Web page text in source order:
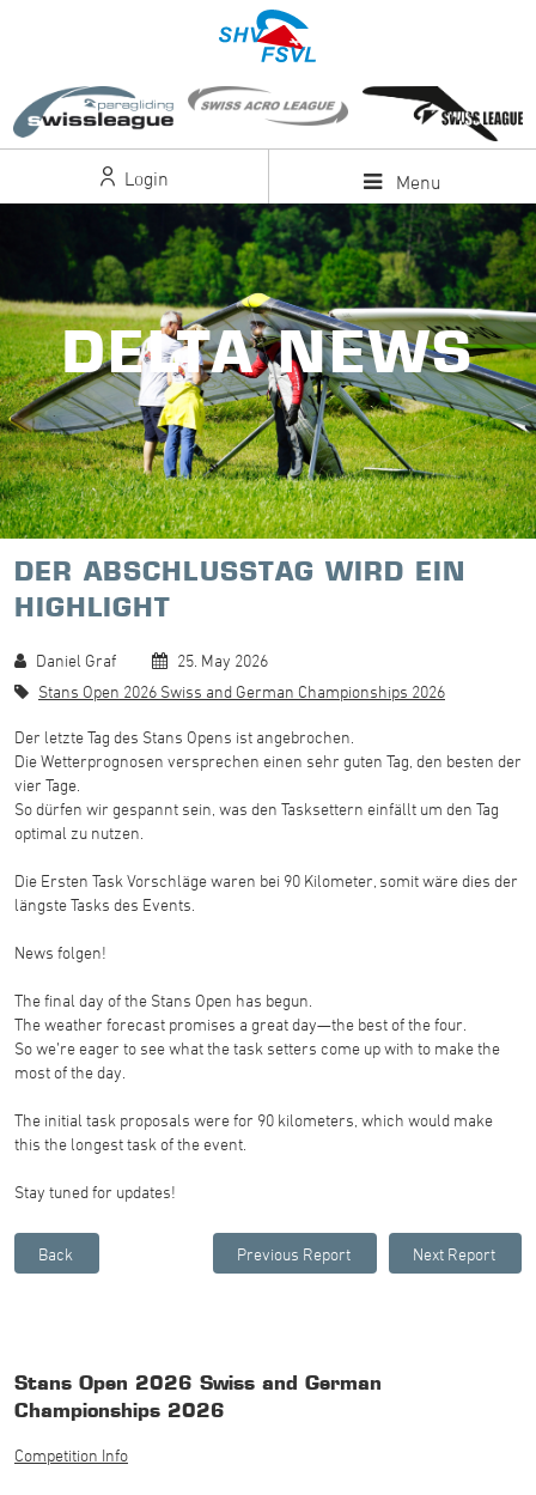
Login Menu
DELTA NEWS
DER ABSCHLUSSTAG WIRD EIN
HIGHLIGHT
Daniel Graf
25. May 2026
Stans Open 2026 Swiss and German Championships 2026
Der letzte Tag des Stans Opens ist angebrochen.
Die Wetterprognosen versprechen einen sehr guten Tag, den besten der
vier Tage.
So dürfen wir gespannt sein, was den Tasksettern einfällt um den Tag
optimal zu nutzen.
Die Ersten Task Vorschläge waren bei 90 Kilometer, somit wäre dies der
längste Tasks des Events.
News folgen!
The final day of the Stans Open has begun.
The weather forecast promises a great day—the best of the four.
So we’re eager to see what the task setters come up with to make the
most of the day.
The initial task proposals were for 90 kilometers, which would make
this the longest task of the event.
Stay tuned for updates!
Stans Open 2026 Swiss and German
Championships 2026
Competition Info